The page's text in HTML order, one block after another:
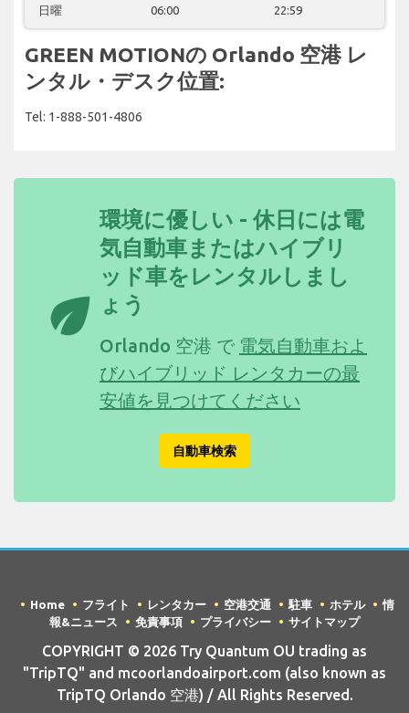
日曜 06:00 22:59
GREEN MOTIONの Orlando 空港 レ
ンタル・デスク位置:
Tel: 1-888-501-4806
eco
環境に優しい - 休日には電
気自動車またはハイブリ
ッド車をレンタルしまし
ょう
Orlando 空港 で 電気自動車およ
びハイブリッド レンタカーの最
安値を見つけてください
自動車検索
Home フライト レンタカー 空港交通 駐車 ホテル
情
報&ニュース
免責事項 プライバシー サイトマップ
COPYRIGHT © 2026 Try Quantum OU trading as
"TripTQ" and mcoorlandoairport.com (also known as
TripTQ Orlando 空港) / All Rights Reserved.